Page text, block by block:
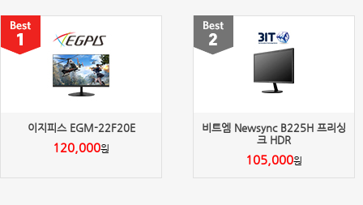
이지피스 EGM-22F20E
120,000원
비트엠 Newsync B225H 프리싱
크 HDR
105,000원